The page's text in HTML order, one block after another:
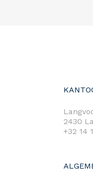
2430
+32 14